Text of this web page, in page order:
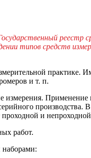
реестр
типов средств
практике.
и т. п.
измерения.
производства.
и
работ.